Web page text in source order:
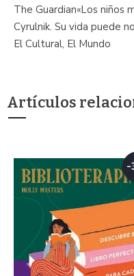
The Guardian«Los niños
Cyrulnik. Su vida puede
El Cultural, El Mundo
Artículos
-